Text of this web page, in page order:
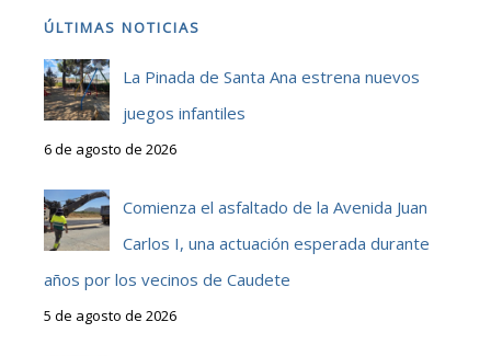
ÚLTIMAS NOTICIAS
La Pinada de Santa Ana estrena nuevos
juegos infantiles
6 de agosto de 2026
Comienza el asfaltado de la Avenida Juan
Carlos I, una actuación esperada durante
años por los vecinos de Caudete
5 de agosto de 2026